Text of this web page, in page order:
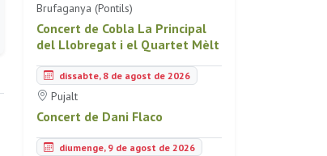
Brufaganya (Pontils)
Concert de Cobla La Principal
del Llobregat i el Quartet Mèlt
dissabte, 8 de agost de 2026
Pujalt
Concert de Dani Flaco
diumenge, 9 de agost de 2026